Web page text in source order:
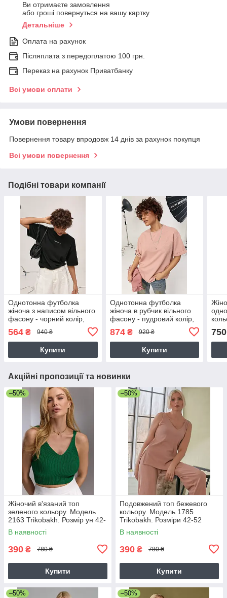
Ви отримаєте замовлення
або гроші повернуться на вашу картку
Детальніше
Оплата на рахунок
Післяплата з передоплатою 100 грн.
Переказ на рахунок Приватбанку
Всі умови оплати
Умови повернення
Повернення товару впродовж 14 днів за рахунок покупця
Всі умови повернення
Подібні товари компанії
Однотонна футболка
жіноча з написом вільного
фасону - чорний колір,
564 ₴ 940 ₴
Купити
Однотонна футболка
жіноча в рубчик вільного
фасону - пудровий колір,
874₴ 920 ₴
Купити
750
Акційні пропозиції та новинки
–50%
Жіночий в'язаний топ
зеленого кольору. Модель
2163 Trikobakh. Розмір ун 42-
46
В наявності
390 ₴ 780 ₴
Купити
–50%
Подовжений топ бежевого
кольору. Модель 1785
Trikobakh. Розміри 42-52
В наявності
390 ₴ 780 ₴
Купити
–50% –50%